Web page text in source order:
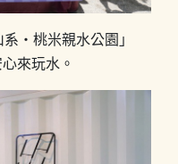
‧桃米親水公園」
來玩水。